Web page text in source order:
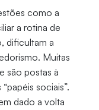
como a
a rotina de
dificultam a
Muitas
são postas à
sociais”.
dado a volta